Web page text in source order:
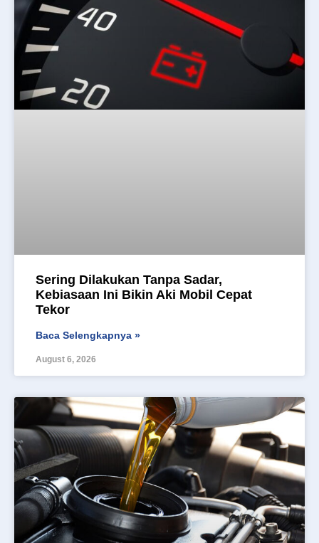
Sering Dilakukan Tanpa Sadar,
Kebiasaan Ini Bikin Aki Mobil Cepat
Tekor
Baca Selengkapnya »
August 6, 2026